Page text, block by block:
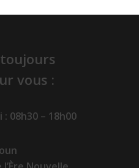
vous :
08h30 – 18h00